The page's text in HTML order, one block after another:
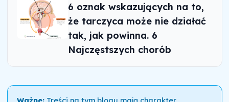
6 oznak wskazujących na to,
że tarczyca może nie działać
tak, jak powinna. 6
Najczęstszych chorób